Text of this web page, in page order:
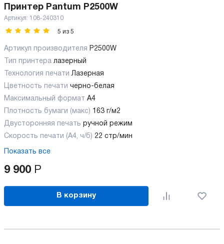
Принтер Pantum P2500W
Артикул: 108-240310
5 из 5
Артикул производителя P2500W
Тип принтера лазерный
Технология печати Лазерная
Цветность печати черно-белая
Максимальный формат А4
Плотность бумаги (макс) 163 г/м2
Двусторонняя печать ручной режим
Скорость печати (А4, ч/б) 22 стр/мин
Показать все
9 900 Р
В корзину